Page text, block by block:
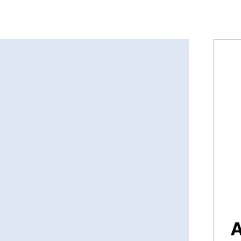
(öffnet neues Fenster). (nicht
(öffnet neues Fenster). (nicht
(öffnet neues Fenster). (nicht